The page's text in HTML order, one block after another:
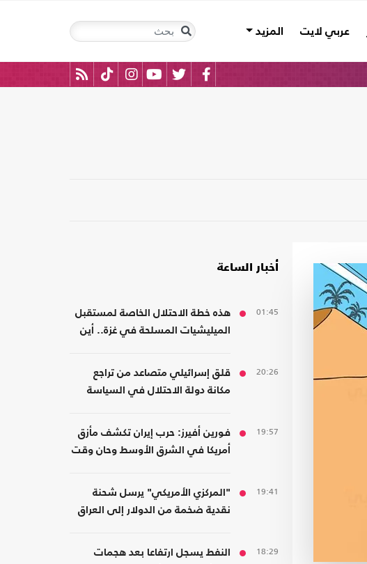
عربي لايت المزيد
أخبار الساعة
01:45
هذه خطة الاحتلال الخاصة لمستقبل
الميليشيات المسلحة في غزة.. أين
20:26
قلق إسرائيلي متصاعد من تراجع
مكانة دولة الاحتلال في السياسة
19:57
فورين أفيرز: حرب إيران تكشف مأزق
أمريكا في الشرق الأوسط وحان وقت
19:41
"المركزي الأمريكي" يرسل شحنة
نقدية ضخمة من الدولار إلى العراق
18:29
النفط يسجل ارتفاعا بعد هجمات